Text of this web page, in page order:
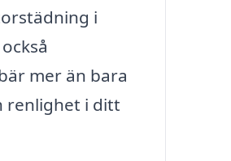
i
mer än bara
renlighet i ditt